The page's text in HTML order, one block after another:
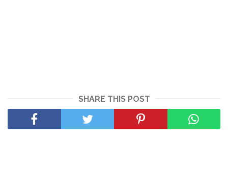
SHARE THIS POST